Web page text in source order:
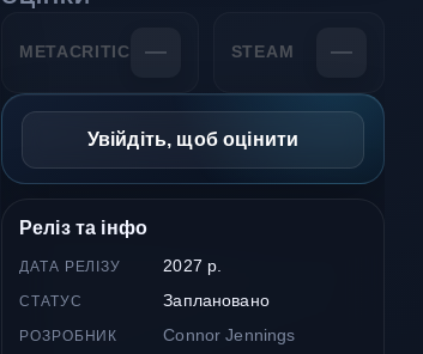
METACRITIC — STEAM —
Увійдіть, щоб оцінити
Реліз та інфо
ДАТА РЕЛІЗУ 2027 р.
СТАТУС Заплановано
РОЗРОБНИК Connor Jennings